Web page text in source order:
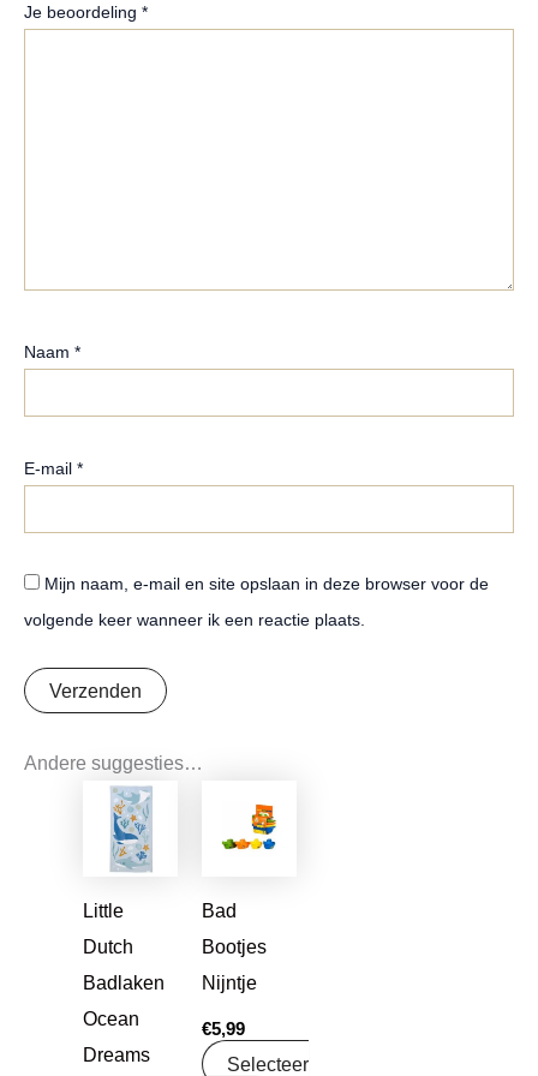
Je beoordeling *
Naam *
E-mail *
Mijn naam, e-mail en site opslaan in deze browser voor de
volgende keer wanneer ik een reactie plaats.
Andere suggesties…
Little
Dutch
Badlaken
Ocean
Dreams
Oorspronkelijke
prijs
was:
€19,99.
Huidige
prijs
is:
€15,79.
Bad
Bootjes
Nijntje
€5,99
Selecteer